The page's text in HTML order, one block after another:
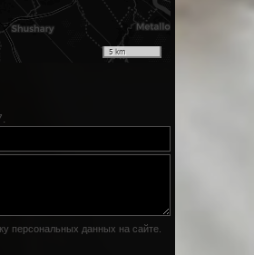
5 km
персональных данных на сайте.